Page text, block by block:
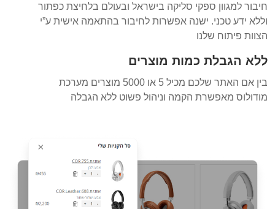
חיבור למגוון ספקי סליקה בישראל ובעולם בלחיצת כפתור
וללא ידע טכני. ישנה אפשרות לחיבור בהתאמה אישית ע”י
הצוות פיתוח שלנו
ללא הגבלת כמות מוצרים
בין אם האתר שלכם מכיל 5 או 5000 מוצרים מערכת
מודולוס מאפשרת הקמה וניהול פשוט ללא הגבלה